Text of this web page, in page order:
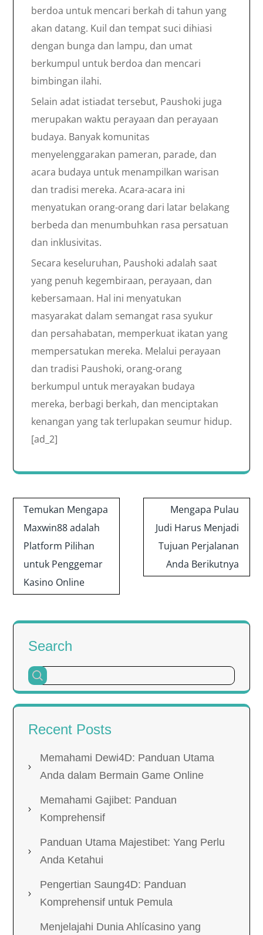
berdoa untuk mencari berkah di tahun yang
akan datang. Kuil dan tempat suci dihiasi
dengan bunga dan lampu, dan umat
berkumpul untuk berdoa dan mencari
bimbingan ilahi.
Selain adat istiadat tersebut, Paushoki juga
merupakan waktu perayaan dan perayaan
budaya. Banyak komunitas
menyelenggarakan pameran, parade, dan
acara budaya untuk menampilkan warisan
dan tradisi mereka. Acara-acara ini
menyatukan orang-orang dari latar belakang
berbeda dan menumbuhkan rasa persatuan
dan inklusivitas.
Secara keseluruhan, Paushoki adalah saat
yang penuh kegembiraan, perayaan, dan
kebersamaan. Hal ini menyatukan
masyarakat dalam semangat rasa syukur
dan persahabatan, memperkuat ikatan yang
mempersatukan mereka. Melalui perayaan
dan tradisi Paushoki, orang-orang
berkumpul untuk merayakan budaya
mereka, berbagi berkah, dan menciptakan
kenangan yang tak terlupakan seumur hidup.
[ad_2]
Post
navigation
Temukan Mengapa
Maxwin88 adalah
Platform Pilihan
untuk Penggemar
Kasino Online
Mengapa Pulau
Judi Harus Menjadi
Tujuan Perjalanan
Anda Berikutnya
Search
Recent Posts
Memahami Dewi4D: Panduan Utama
Anda dalam Bermain Game Online
Memahami Gajibet: Panduan
Komprehensif
Panduan Utama Majestibet: Yang Perlu
Anda Ketahui
Pengertian Saung4D: Panduan
Komprehensif untuk Pemula
Menjelajahi Dunia Ahlícasino yang